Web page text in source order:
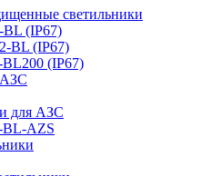
светильники
BL (IP67)
BL (IP67)
(IP67)
АЗС
для АЗС
BL-AZS